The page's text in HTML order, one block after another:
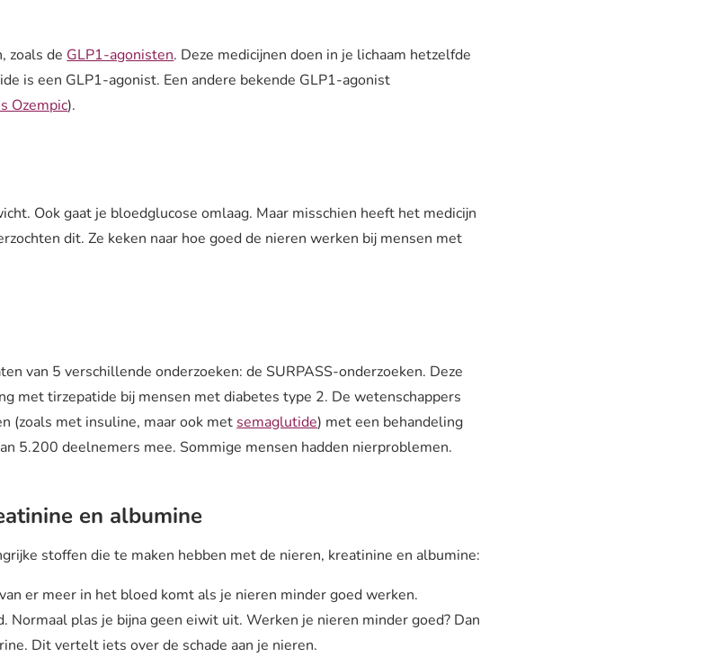
zoals deGLP1-agonisten. Deze medicijnen doen in je lichaam hetzelfde
is een GLP1-agonist. Een andere bekende GLP1-agonist
Ozempic).
Ook gaat je bloedglucose omlaag. Maar misschien heeft het medicijn
dit. Ze keken naar hoe goed de nieren werken bij mensen met
van 5 verschillende onderzoeken: de SURPASS-onderzoeken. Deze
met tirzepatide bij mensen met diabetes type 2. De wetenschappers
(zoals met insuline, maar ook metsemaglutide) met een behandeling
5.200 deelnemers mee. Sommige mensen hadden nierproblemen.
en albumine
stoffen die te maken hebben met de nieren, kreatinine en albumine:
er meer in het bloed komt als je nieren minder goed werken.
Normaal plas je bijna geen eiwit uit. Werken je nieren minder goed? Dan
Dit vertelt iets over de schade aan je nieren.